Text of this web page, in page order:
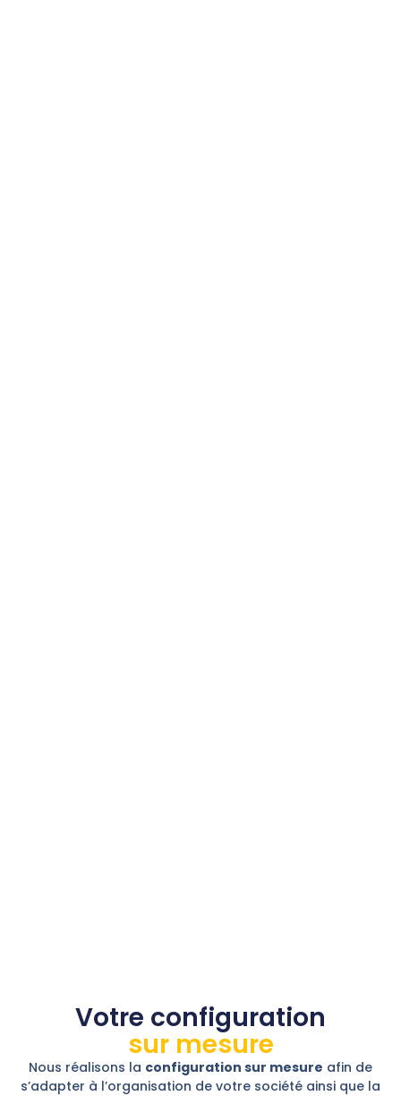
Votre configuration
sur mesure
Nous réalisons la configuration sur mesure afin de
s’adapter à l’organisation de votre société ainsi que la